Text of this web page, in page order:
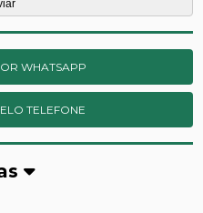
WHATSAPP
TELEFONE